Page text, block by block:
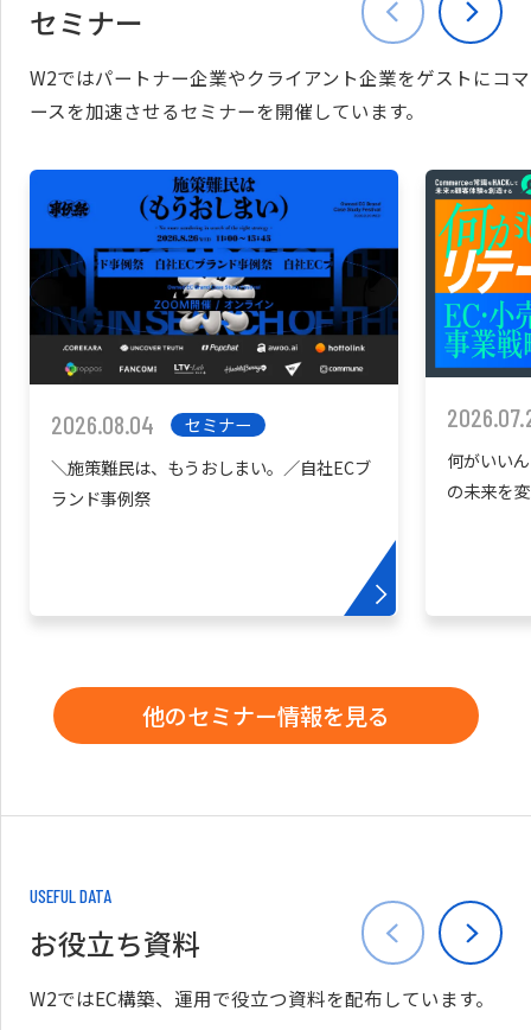
セミナー
W2ではパートナー企業やクライアント企業をゲストにコマ
ースを加速させるセミナーを開催しています。
2026.08.04
セミナー
＼施策難民は、もうおしまい。／自社ECブ
ランド事例祭
何がいい
の未来を
他のセミナー情報を見る
USEFUL DATA
お役立ち資料
W2ではEC構築、運用で役立つ資料を配布しています。